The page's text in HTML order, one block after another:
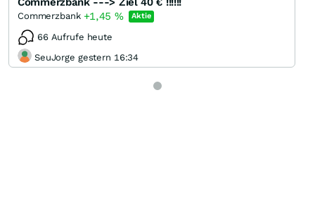
Commerzbank +1,45 % Aktie
66 Aufrufe heute
SeuJorge gestern 16:34